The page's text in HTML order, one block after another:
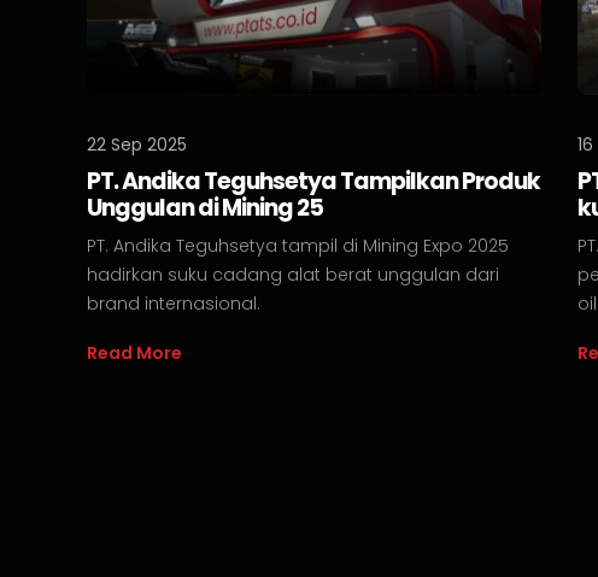
22 Sep 2025
PT. Andika Teguhsetya Tampilkan Produk
Unggulan di Mining 25
PT. Andika Teguhsetya tampil di Mining Expo 2025
hadirkan suku cadang alat berat unggulan dari
brand internasional.
Read More